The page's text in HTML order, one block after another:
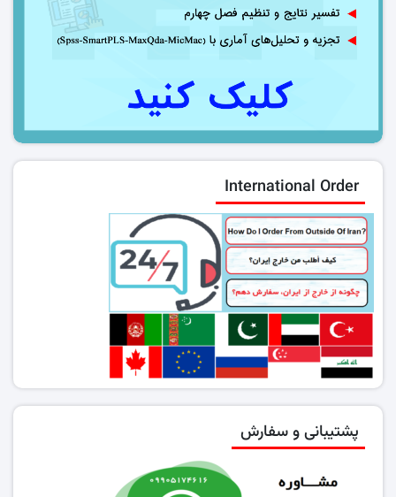
International Order
پشتیبانی و سفارش